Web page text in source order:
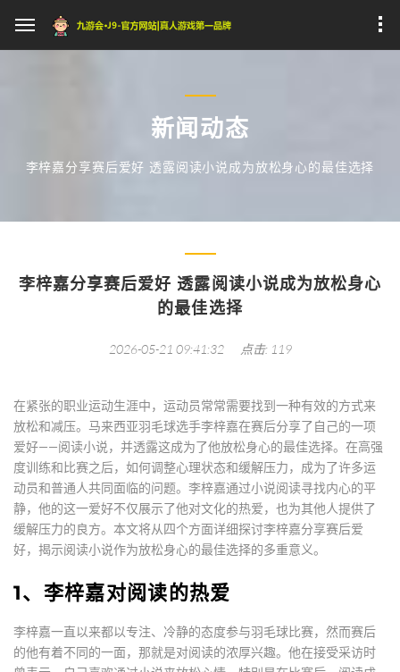
新闻动态
李梓嘉分享赛后爱好 透露阅读小说成为放松身心的最佳选择
李梓嘉分享赛后爱好 透露阅读小说成为放松身心
的最佳选择
2026-05-21 09:41:32 点击: 119
在紧张的职业运动生涯中，运动员常常需要找到一种有效的方式来
放松和减压。马来西亚羽毛球选手李梓嘉在赛后分享了自己的一项
爱好——阅读小说，并透露这成为了他放松身心的最佳选择。在高强
度训练和比赛之后，如何调整心理状态和缓解压力，成为了许多运
动员和普通人共同面临的问题。李梓嘉通过小说阅读寻找内心的平
静，他的这一爱好不仅展示了他对文化的热爱，也为其他人提供了
缓解压力的良方。本文将从四个方面详细探讨李梓嘉分享赛后爱
好，揭示阅读小说作为放松身心的最佳选择的多重意义。
1、李梓嘉对阅读的热爱
李梓嘉一直以来都以专注、冷静的态度参与羽毛球比赛，然而赛后
的他有着不同的一面，那就是对阅读的浓厚兴趣。他在接受采访时